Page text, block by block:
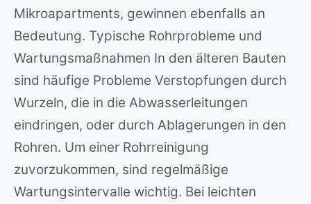
Mikroapartments, gewinnen ebenfalls an
Bedeutung. Typische Rohrprobleme und
Wartungsmaßnahmen In den älteren Bauten
sind häufige Probleme Verstopfungen durch
Wurzeln, die in die Abwasserleitungen
eindringen, oder durch Ablagerungen in den
Rohren. Um einer Rohrreinigung
zuvorzukommen, sind regelmäßige
Wartungsintervalle wichtig. Bei leichten